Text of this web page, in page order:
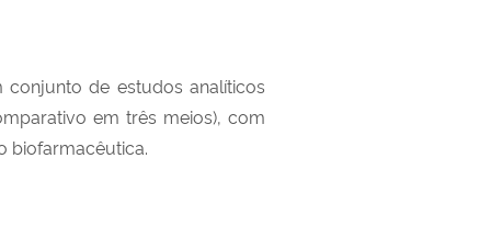
conjunto de estudos analíticos
em três meios), com
biofarmacêutica.